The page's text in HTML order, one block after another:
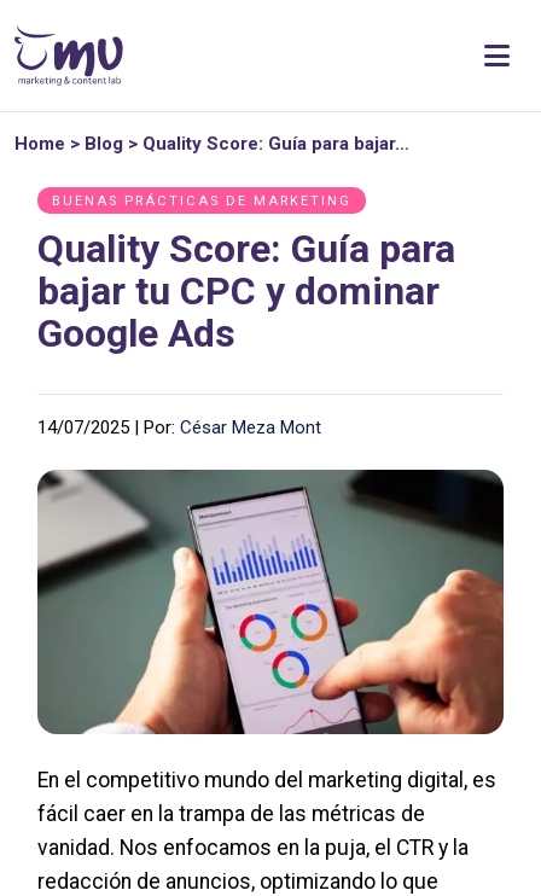
Home > Blog > Quality Score: Guía para bajar…
BUENAS PRÁCTICAS DE MARKETING
Quality Score: Guía para
bajar tu CPC y dominar
Google Ads
14/07/2025 | Por: César Meza Mont
En el competitivo mundo del marketing digital, es
fácil caer en la trampa de las métricas de
vanidad. Nos enfocamos en la puja, el CTR y la
redacción de anuncios, optimizando lo que